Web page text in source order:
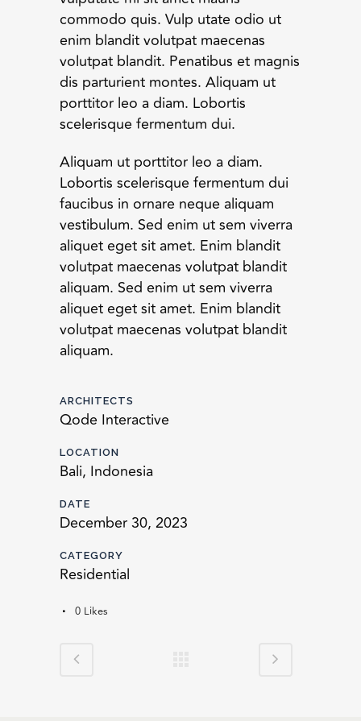
commodo quis. Vulp utate odio ut
enim blandit volutpat maecenas
volutpat blandit. Penatibus et magnis
dis parturient montes. Aliquam ut
porttitor leo a diam. Lobortis
scelerisque fermentum dui.
Aliquam ut porttitor leo a diam.
Lobortis scelerisque fermentum dui
faucibus in ornare neque aliquam
vestibulum. Sed enim ut sem viverra
aliquet eget sit amet. Enim blandit
volutpat maecenas volutpat blandit
aliquam. Sed enim ut sem viverra
aliquet eget sit amet. Enim blandit
volutpat maecenas volutpat blandit
aliquam.
ARCHITECTS
Qode Interactive
LOCATION
Bali, Indonesia
DATE
December 30, 2023
CATEGORY
Residential
0 Likes